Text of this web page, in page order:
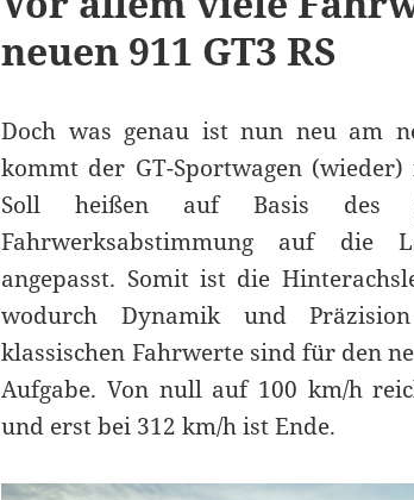
neuen 911 GT3 RS
Doch was genau ist nun neu am
kommt der GT-Sportwagen
Soll heißen auf Basis des
Fahrwerksabstimmung auf die
angepasst. Somit ist die
wodurch Dynamik und
klassischen Fahrwerte sind für den
Aufgabe. Von null auf 100 km/h
und erst bei 312 km/h ist Ende.